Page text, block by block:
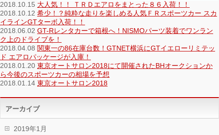
2018.10.15 大人気！！ ＴＲＤエアロをまとった８６入荷！！
2018.10.12 希少！？純粋な走りを楽しめる人気ＦＲスポーツカー スカ
イラインGTターボ入荷！！
2018.06.02 GT-Rレンタカーで箱根へ！NISMOパーツ装着でワンラン
ク上のドライブを！
2018.04.08 関東一の86在庫台数！GTNET横浜にGTイエローリミテッ
ド エアロパッケージが入庫！
2018.01.20 東京オートサロン2018にて開催されたBHオークションか
ら今後のスポーツカーの相場を予想
2018.01.14 東京オートサロン2018
アーカイブ
2019年1月